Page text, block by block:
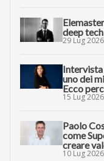
deep
29 Lug 2026
Intervista
uno dei
Ecco
15 Lug 2026
Paolo
come
creare
10 Lug 2026